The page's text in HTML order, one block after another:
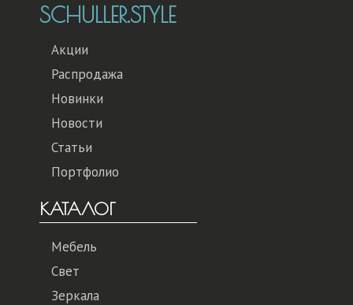
SCHULLER.STYLE
Акции
Распродажа
Новинки
Новости
Статьи
Портфолио
КАТАЛОГ
Мебель
Свет
Зеркала